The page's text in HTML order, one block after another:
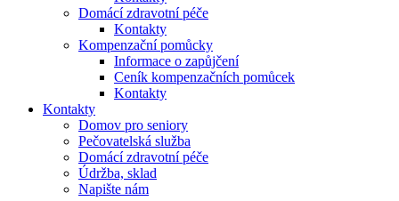
Domácí zdravotní péče
Kontakty
Kompenzační pomůcky
Informace o zapůjčení
Ceník kompenzačních pomůcek
Kontakty
Kontakty
Domov pro seniory
Pečovatelská služba
Domácí zdravotní péče
Údržba, sklad
Napište nám